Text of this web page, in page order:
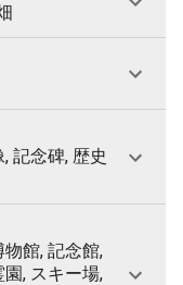
記念碑, 歴史
館, 記念館,
, スキー場,